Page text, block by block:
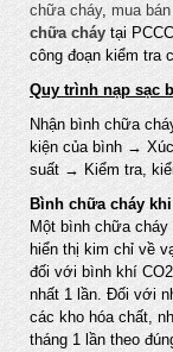
chữa cháy, mua
chữa cháy tại
công đoạn kiểm tra
Quy trình nạp sạc
Nhận bình chữa
kiện của bình →
suất → Kiểm tra,
Bình chữa cháy
Một bình chữa
hiển thị kim chỉ về
đối với bình khí
nhất 1 lần. Đối với
các kho hóa chất,
tháng 1 lần theo